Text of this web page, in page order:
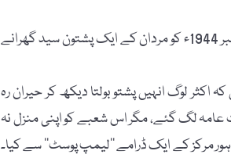
وکی پیڈیا کے مطابق سلیم ناصر (Salim Nasir) پاکستان کے نامور ڈراما اور فلمی اداکار 15 نومبر 1944ء کو مردان کے ایک پشتون سید گھرانے
اکثر لوگ انہیں پشتو بولتا دیکھ کر حیران رہ
عامہ لگ گئے، مگر اس شعبے کو اپنی منزل نہ
مرکز کے ایک ڈرامے ’’لیمپ پوسٹ‘‘ سے کیا۔